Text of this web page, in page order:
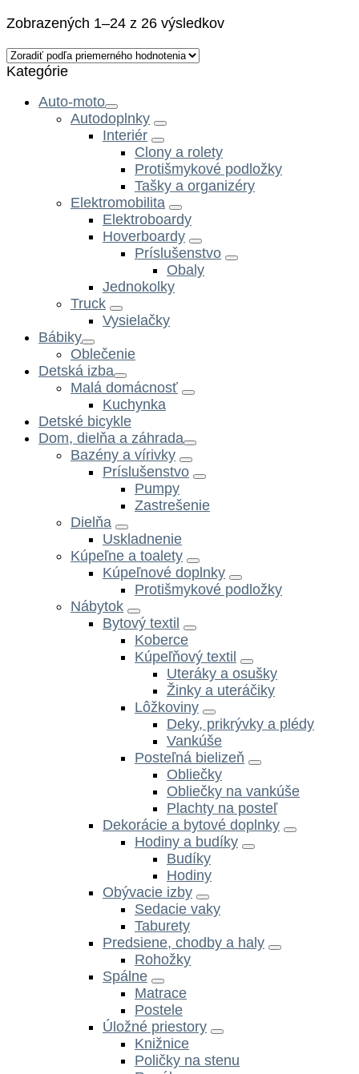
Zobrazených 1–24 z 26 výsledkov
Kategórie
Auto-moto
Autodoplnky
Interiér
Clony a rolety
Protišmykové podložky
Tašky a organizéry
Elektromobilita
Elektroboardy
Hoverboardy
Príslušenstvo
Obaly
Jednokolky
Truck
Vysielačky
Bábiky
Oblečenie
Detská izba
Malá domácnosť
Kuchynka
Detské bicykle
Dom, dielňa a záhrada
Bazény a vírivky
Príslušenstvo
Pumpy
Zastrešenie
Dielňa
Uskladnenie
Kúpeľne a toalety
Kúpeľnové doplnky
Protišmykové podložky
Nábytok
Bytový textil
Koberce
Kúpeľňový textil
Uteráky a osušky
Žinky a uteráčiky
Lôžkoviny
Deky, prikrývky a plédy
Vankúše
Posteľná bielizeň
Obliečky
Obliečky na vankúše
Plachty na posteľ
Dekorácie a bytové doplnky
Hodiny a budíky
Budíky
Hodiny
Obývacie izby
Sedacie vaky
Taburety
Predsiene, chodby a haly
Rohožky
Spálne
Matrace
Postele
Úložné priestory
Knižnice
Poličky na stenu